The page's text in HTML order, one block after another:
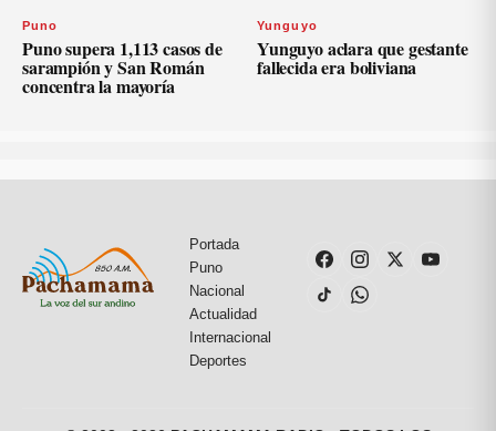
Puno
Puno supera 1,113 casos de
sarampión y San Román
concentra la mayoría
Yunguyo
Yunguyo aclara que gestante
fallecida era boliviana
Portada
Puno
Nacional
Actualidad
Internacional
Deportes